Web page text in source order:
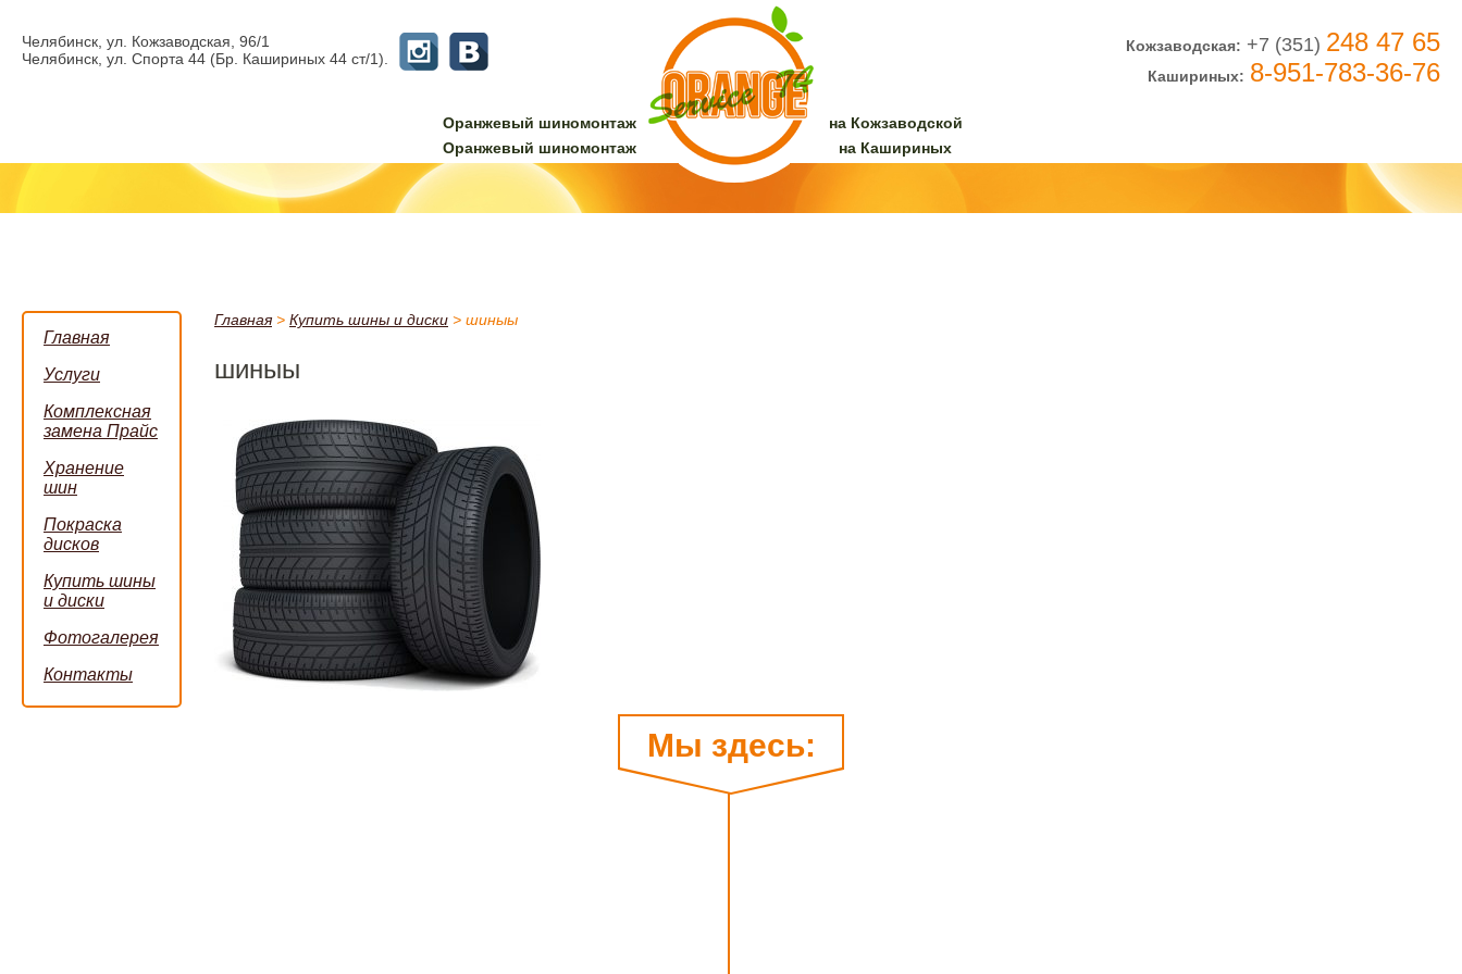
Челябинск, ул. Кожзаводская, 96/1
Челябинск, ул. Спорта 44 (Бр. Кашириных 44 ст/1).
Оранжевый шиномонтаж
Оранжевый шиномонтаж
на Кожзаводской
на Кашириных
Кожзаводская: +7 (351) 248 47 65
Кашириных: 8-951-783-36-76
Главная
Услуги
Комплексная
замена Прайс
Хранение
шин
Покраска
дисков
Купить шины
и диски
Фотогалерея
Контакты
Главная> Купить шины и диски > шиныы
шиныы
Мы здесь: